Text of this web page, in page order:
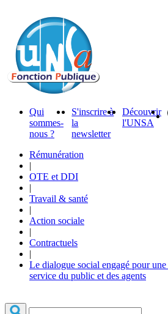
Qui
sommes-
nous ?
S'inscrire à
la
newsletter
Découvrir
l'UNSA
Rémunération
|
OTE et DDI
|
Travail & santé
|
Action sociale
|
Contractuels
|
Le dialogue social engagé pour
service du public et des agents